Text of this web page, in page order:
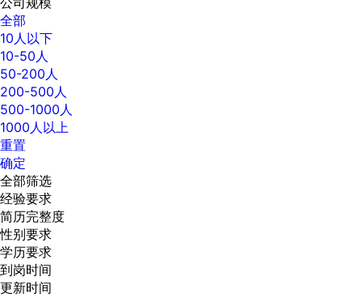
全部
10人以下
10-50人
50-200人
200-500人
500-1000人
1000人以上
重置
确定
全部筛选
经验要求
简历完整度
性别要求
学历要求
到岗时间
更新时间